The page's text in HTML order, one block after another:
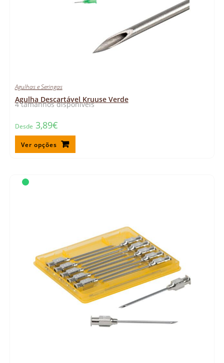
4 tamanhos disponíveis
Agulhas e Seringas
Agulha Descartável Kruuse Verde
Desde 3,89€
Ver opções